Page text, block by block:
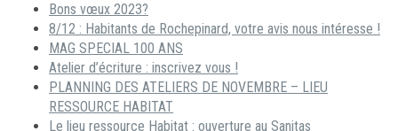
Bons vœux 2023?
8/12 : Habitants de Rochepinard, votre avis nous intéresse !
MAG SPECIAL 100 ANS
Atelier d’écriture : inscrivez vous !
PLANNING DES ATELIERS DE NOVEMBRE – LIEU
RESSOURCE HABITAT
Le lieu ressource Habitat : ouverture au Sanitas